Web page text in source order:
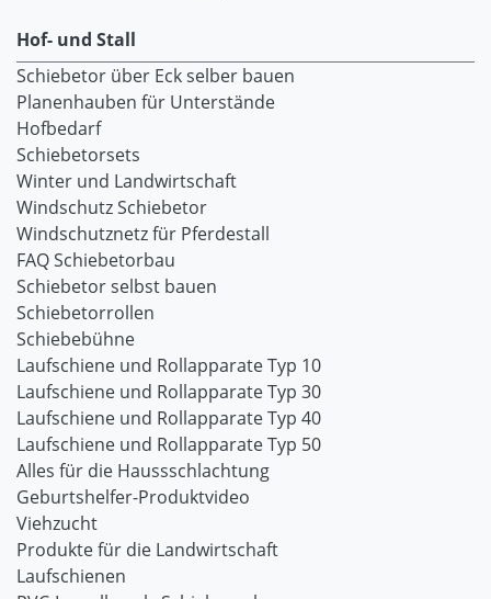
Hof- und Stall
Schiebetor über Eck selber bauen
Planenhauben für Unterstände
Hofbedarf
Schiebetorsets
Winter und Landwirtschaft
Windschutz Schiebetor
Windschutznetz für Pferdestall
FAQ Schiebetorbau
Schiebetor selbst bauen
Schiebetorrollen
Schiebebühne
Laufschiene und Rollapparate Typ 10
Laufschiene und Rollapparate Typ 30
Laufschiene und Rollapparate Typ 40
Laufschiene und Rollapparate Typ 50
Alles für die Haussschlachtung
Geburtshelfer-Produktvideo
Viehzucht
Produkte für die Landwirtschaft
Laufschienen